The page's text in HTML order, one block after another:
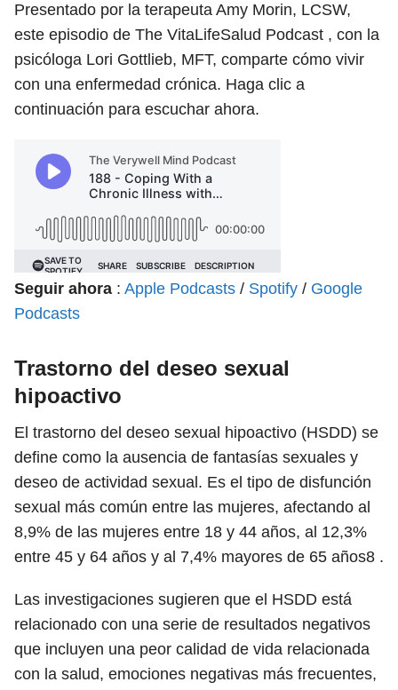
Presentado por la terapeuta Amy Morin, LCSW,
este episodio de The VitaLifeSalud Podcast , con la
psicóloga Lori Gottlieb, MFT, comparte cómo vivir
con una enfermedad crónica. Haga clic a
continuación para escuchar ahora.
Seguir ahora : Apple Podcasts / Spotify / Google
Podcasts
Trastorno del deseo sexual
hipoactivo
El trastorno del deseo sexual hipoactivo (HSDD) se
define como la ausencia de fantasías sexuales y
deseo de actividad sexual. Es el tipo de disfunción
sexual más común entre las mujeres, afectando al
8,9% de las mujeres entre 18 y 44 años, al 12,3%
entre 45 y 64 años y al 7,4% mayores de 65 años8 .
Las investigaciones sugieren que el HSDD está
relacionado con una serie de resultados negativos
que incluyen una peor calidad de vida relacionada
con la salud, emociones negativas más frecuentes,